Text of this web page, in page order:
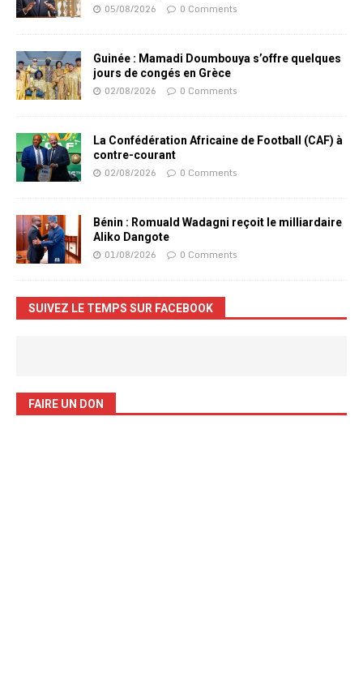
05/08/2026 0 Comments
Guinée : Mamadi Doumbouya s’offre quelques
jours de congés en Grèce
02/08/2026 0 Comments
La Confédération Africaine de Football (CAF) à
contre-courant
02/08/2026 0 Comments
Bénin : Romuald Wadagni reçoit le milliardaire
Aliko Dangote
01/08/2026 0 Comments
SUIVEZ LE TEMPS SUR FACEBOOK
FAIRE UN DON